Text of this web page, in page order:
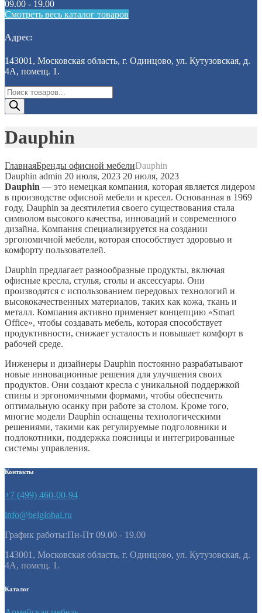
09.00 - 19.00
Смотреть весь каталог товаров
Адрес:
143001, Московская область, г. Одинцово, ул. Кутузовская, д.
4А, помещ. 1.
Поиск
товаров
Dauphin
ГлавнаяБренды офисной мебелиDauphin
Dauphin admin 20 июля, 2023 20 июля, 2023
Dauphin — это немецкая компания, которая является лидером
в производстве офисной мебели и кресел. Основанная в 1969
году, Dauphin за десятилетия своего существования стала
символом высокого качества, инноваций и современного
дизайна. Компания специализируется на создании
эргономичной мебели, которая способствует здоровью и
комфорту пользователей.
Dauphin предлагает разнообразные продукты, включая
офисные кресла, стулья, столы и аксессуары. Они
производятся с использованием передовых технологий и
высококачественных материалов, таких как кожа, ткань и
металл. Компания активно применяет концепцию «Smart
Office», чтобы создавать мебель, которая способствует
продуктивности, снижает усталость и повышает комфорт в
рабочей среде.
Инженеры и дизайнеры Dauphin постоянно разрабатывают
новые инновационные решения для улучшения своих
продуктов. Они создают кресла с уникальной поддержкой
спины и эргономичными формами, чтобы обеспечить
оптимальную осанку при работе за столом. Кроме того,
многие модели Dauphin оснащены технологическими
решениями, такими как регулируемые подголовники и
подлокотники, поддержка поясницы и интегрированные
системы управления.
Контакты
+7 (499) 460-00-94
info@belglobal.ru
График работы:Пн-Пт 09.00 - 19.00
143001, Московская область, г. Одинцово, ул. Кутузовская, д.
4А, помещ. 1.
Каталог